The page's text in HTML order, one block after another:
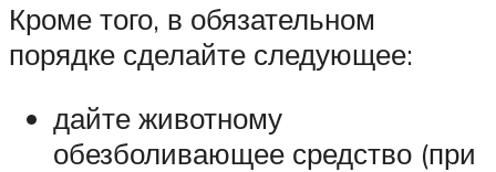
Кроме того, в обязательном
порядке сделайте следующее:
дайте животному
обезболивающее средство (при